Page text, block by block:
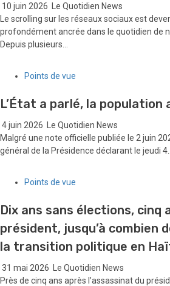
10 juin 2026
Le Quotidien News
Le scrolling sur les réseaux sociaux est
profondément ancrée dans le quotidien de
Depuis plusieurs...
Points de vue
L’État a parlé, la population
4 juin 2026
Le Quotidien News
Malgré une note officielle publiée le 2 juin
général de la Présidence déclarant le jeudi 4...
Points de vue
Dix ans sans élections, cinq
président, jusqu’à combien
la transition politique en
31 mai 2026
Le Quotidien News
Près de cinq ans après l’assassinat du